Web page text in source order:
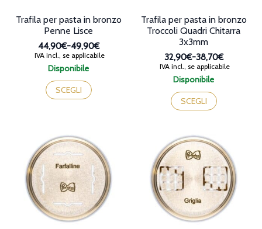
Disponibile
Trafila per pasta in bronzo
Penne Lisce
44,90€-49,90€
Fascia
di
da
44,90€
IVA incl., se applicabile
SCEGLI
Questo
prodotto
ha
opzioni
possono
essere
scelte
nella
pagina
del
prodotto
Disponibile
Trafila per pasta in bronzo
Troccoli Quadri Chitarra
3x3mm
32,90€-38,70€
Fascia
di
da
32,90€
IVA incl., se applicabile
SCEGLI
Questo
prodotto
ha
varianti.
Le
opzioni
possono
essere
scelte
nella
pagina
del